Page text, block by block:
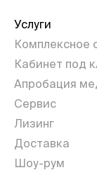
Услуги
Комплексное
Кабинет под
Апробация
Сервис
Лизинг
Доставка
Шоу-рум